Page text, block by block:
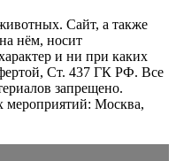
Сайт, а также
нём, носит
и ни при каких
Ст. 437 ГК РФ. Все
запрещено.
мероприятий: Москва,